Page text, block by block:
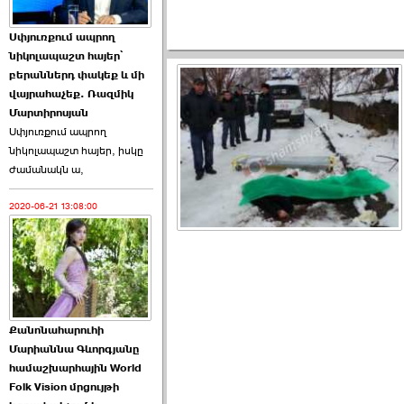
Աննա Վարդապետյանն
ուղերձ է հղել ›››
2026-06-25 23:21:00
Պաշտոնակռիվը սկսված
է. «Հրապարակ» ›››
2026-06-25 17:13:00
ԱԺ նախագահի
Սփյուռքում ապրող
նիկոլապաշտ հայեր՝
բերաններդ փակեք և մի
վայրահաչեք. Ռազմիկ
Մարտիրոսյան
Սփյուռքում ապրող
նիկոլապաշտ հայեր, իսկը
ժամանակն ա,
2020-06-21 13:08:00
Քանոնահարուհի
Մարիաննա Գևորգյանը
համաշխարհային World
Folk Vision մրցույթի